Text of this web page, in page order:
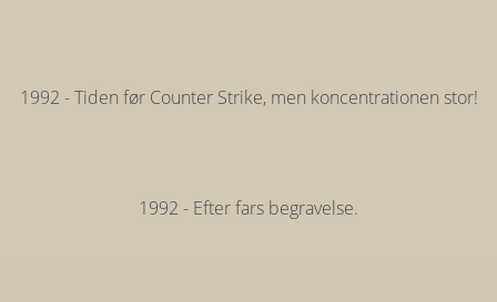
1992 - Tiden før Counter Strike, men koncentrationen stor!
1992 - Efter fars begravelse.